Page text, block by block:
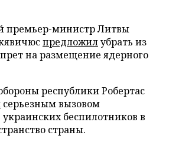
премьер-министр Литвы
предложилубрать из
на размещение ядерного
республики Робертас
серьезным вызовом
беспилотников в
страны.